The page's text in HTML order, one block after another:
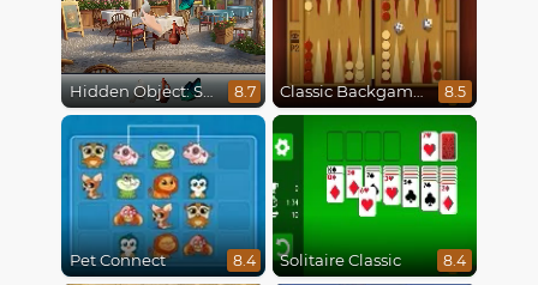
Hidden Object: Street Of Secrets 8.7 Classic Backgammon 8.5
Pet Connect 8.4 Solitaire Classic 8.4